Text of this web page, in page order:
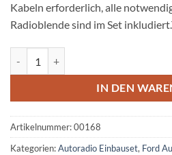
Kabeln erforderlich, alle
Radioblende sind im Set
IN DEN
Artikelnummer:00168
Kategorien:Autoradio Einbauset, Ford